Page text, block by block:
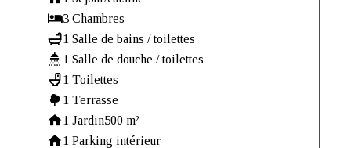
3 Chambres
1 Salle de bains / toilettes
1 Salle de douche / toilettes
1 Toilettes
1 Terrasse
1 Jardin500 m²
1 Parking intérieur